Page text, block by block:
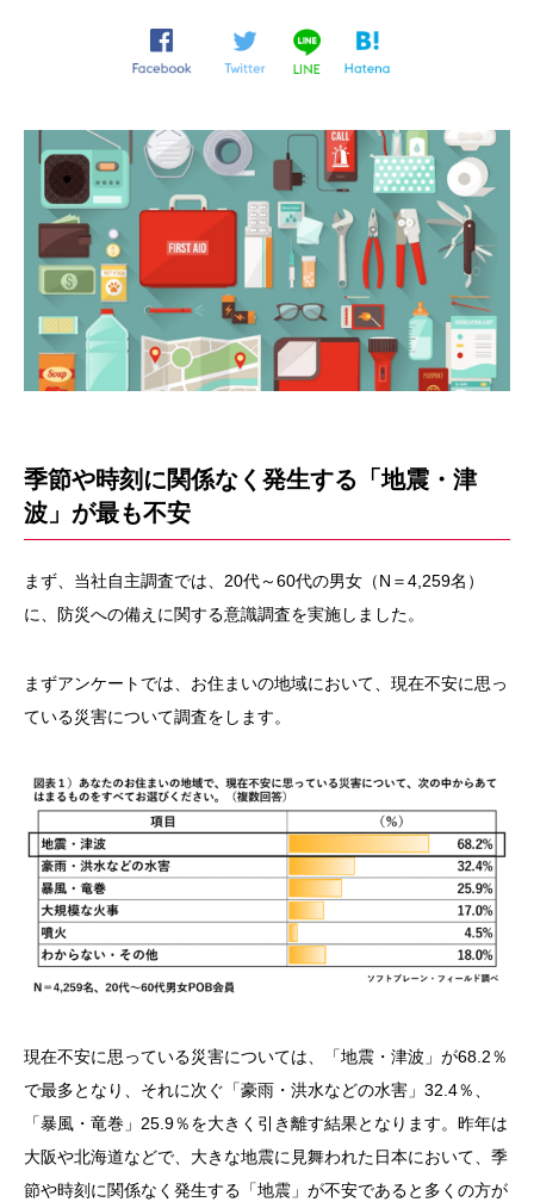
季節や時刻に関係なく発生する「地震・津
波」が最も不安
まず、当社自主調査では、20代～60代の男女（N＝4,259名）
に、防災への備えに関する意識調査を実施しました。
まずアンケートでは、お住まいの地域において、現在不安に思っ
ている災害について調査をします。
現在不安に思っている災害については、「地震・津波」が68.2％
で最多となり、それに次ぐ「豪雨・洪水などの水害」32.4％、
「暴風・竜巻」25.9％を大きく引き離す結果となります。昨年は
大阪や北海道などで、大きな地震に見舞われた日本において、季
節や時刻に関係なく発生する「地震」が不安であると多くの方が